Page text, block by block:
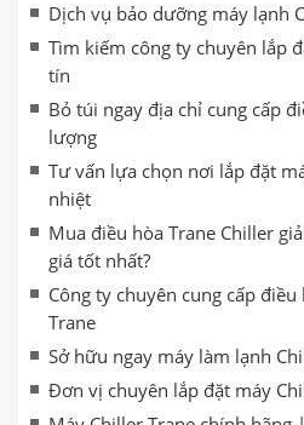
Dịch vụ bảo dưỡng máy lạnh
Tìm kiếm công ty chuyên lắp
tín
Bỏ túi ngay địa chỉ cung cấp
lượng
Tư vấn lựa chọn nơi lắp đặt
nhiệt
Mua điều hòa Trane Chiller
giá tốt nhất?
Công ty chuyên cung cấp
Trane
Sở hữu ngay máy làm lạnh
Đơn vị chuyên lắp đặt máy